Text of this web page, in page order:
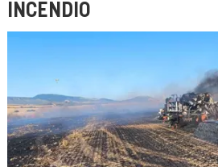
INCENDIO